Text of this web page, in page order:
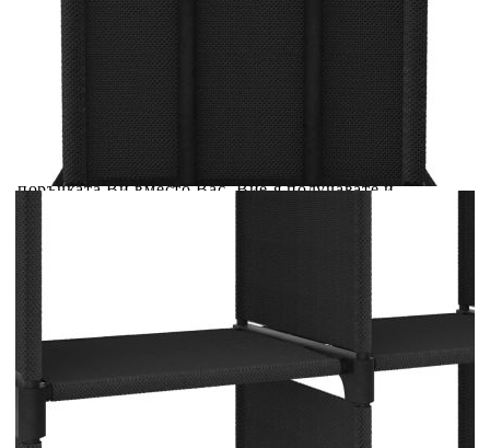
вноски на кредита.
Предоставената таблица е с информационна цел.
Добавете продукта в количката си с бутона "Добави в
количката" и при поръчка ще можете да изберете броя
вноски на кредита.
Когато плащате с NewPay, всъщност NewPay плаща
поръчката Ви вместо Вас. Вие я получавате и
разполагате с три начина да я платите към тях:
Отложено до 30 дни от момента на изпращане на
поръчката без оскъпяване. За покупки на стойност до
400 лв. / €204,52
Плащане на 4 вноски. Заплащате 20% от стойността на
поръчката си на момента с карта. Останалата сума се
разделя на 3 равни месечни вноски без оскъпяване. За
покупки на стойност до 1000 лв. / €511.31
Плащане на 6 вноски. Стойността на поръчката се
разпределя в 6 равни месечни вноски с оскъпяване. За
покупки на стойност до 2000 лв. / €1022.61